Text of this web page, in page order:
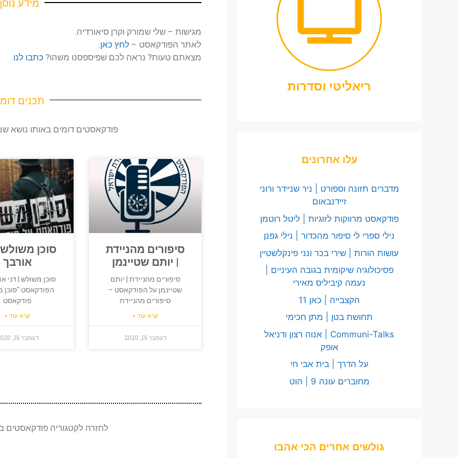
MORE
מגישות – שלי שמורק וקרן סיאורדיה.
לאתר הפודקאסט – לחץ כאן.
מצאתם טעות? נראה לכם שפיספסנו משהו? כתבו לנו.
תכנים
פודקאסטים דומים באותו נושא
סיפורים מהניידת
| יותם שטיינמן
סיפורים מהניידת | יותם
שטיינמן על הפודקאסט –
סיפורים מהניידת
קרא עוד »
דצמבר 16, 2020
סוכן משולש
אורבך
סוכן משולש | דני
הפודקאסט "סוכן
פודקאסט
קרא עוד »
דצמבר 16, 2020
לחזרה לקטגוריה פודקאסטים
ריאליטי וסדרות
עלו אחרונים
מדברים תזונה וספורט | ניר שניידר ורוני
זיידנבאום
פודקאסט מרווקות לזוגיות | ליטל רוטמן
נילי ספרי לי סיפור מהכדור | נילי גפנן
עושות הורות | שירי בכר ונני פינקלשטיין
פסיכולוגיה שיקומית בגובה העיניים |
נעמה קיביליס מאירי
הקצבייה | כאן 11
תחושת בטן | מתן חכימי
Communi-Talks | אנוה רצון ודניאל
אופק
על הדרך | בית אבי חי
מחוברים עונה 9 | הוט
גולשים אחרים הכי אהבו